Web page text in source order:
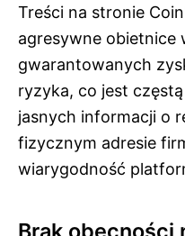
Treści na stronie
agresywne obietnice
gwarantowanych
ryzyka, co jest
jasnych informacji o
fizycznym adresie
wiarygodność
Brak obecności